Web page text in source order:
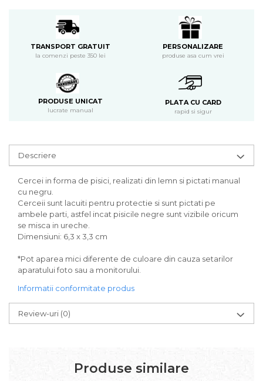
TRANSPORT GRATUIT
la comenzi peste 350 lei
PERSONALIZARE
produse asa cum vrei
PRODUSE UNICAT
lucrate manual
PLATA CU CARD
rapid si sigur
Descriere
Cercei in forma de pisici, realizati din lemn si pictati manual
cu negru.
Cerceii sunt lacuiti pentru protectie si sunt pictati pe
ambele parti, astfel incat pisicile negre sunt vizibile oricum
se misca in ureche.
Dimensiuni: 6,3 x 3,3 cm
*Pot aparea mici diferente de culoare din cauza setarilor
aparatului foto sau a monitorului.
Informatii conformitate produs
Review-uri (0)
Produse similare